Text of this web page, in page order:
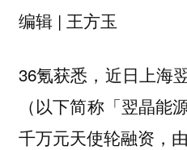
编辑 | 王方玉
36氪获悉，近日上海
（以下简称「翌晶能
千万元天使轮融资，